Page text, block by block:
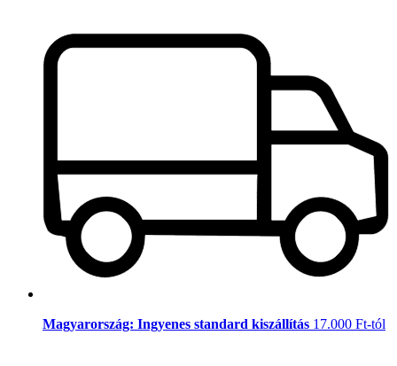
Magyarország: Ingyenes standard kiszállítás 17.000 Ft-tól